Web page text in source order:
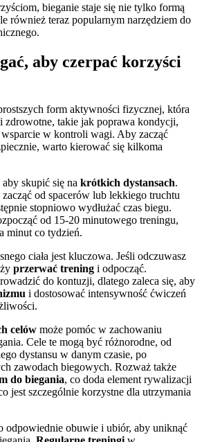
bieganie staje się nie tylko formą
również teraz popularnym narzędziem do
aby czerpać korzyści
form aktywności fizycznej, która
zdrowotne, takie jak poprawa kondycji,
wsparcie w kontroli wagi. Aby zacząć
warto kierować się kilkoma
skupić się na krótkich dystansach.
od spacerów lub lekkiego truchtu
stopniowo wydłużać czas biegu.
od 15-20 minutowego treningu,
minut co tydzień.
ciała jest kluczowa. Jeśli odczuwasz
przerwać trening i odpocząć.
do kontuzji, dlatego zaleca się, aby
i dostosować intensywność ćwiczeń
celów może pomóc w zachowaniu
Cele te mogą być różnorodne, od
dystansu w danym czasie, po
zawodach biegowych. Rozważ także
do biegania, co doda element rywalizacji
jest szczególnie korzystne dla utrzymania
odpowiednie obuwie i ubiór, aby uniknąć